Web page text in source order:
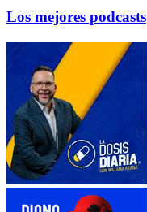
Los mejores podcasts